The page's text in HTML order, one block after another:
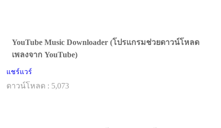
YouTube Music Downloader (โปรแกรมช่วยดาวน์โหลด
เพลงจาก YouTube)
แชร์แวร์
ดาวน์โหลด : 5,073